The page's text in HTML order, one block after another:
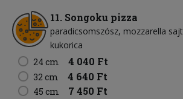
11. Songoku pizza
paradicsomszósz mozzarella sajt
kukorica
24 cm
4 040 Ft
32 cm 4 640 Ft
45 cm 7 450 Ft